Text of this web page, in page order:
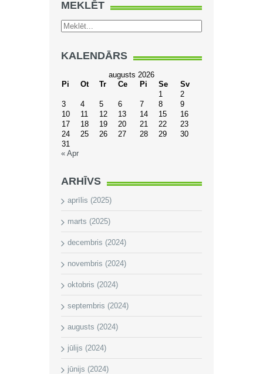
MEKLĒT
KALENDĀRS
augusts 2026
Pi
Ot Tr Ce Pi Se
Sv
1
2
3
4 5 6 7 8
9
10
11 12 13 14 15
16
17
18 19 20 21 22
23
24
25 26 27 28 29
30
31
« Apr
ARHĪVS
aprīlis (2025)
marts (2025)
decembris (2024)
novembris (2024)
oktobris (2024)
septembris (2024)
augusts (2024)
jūlijs (2024)
jūnijs (2024)